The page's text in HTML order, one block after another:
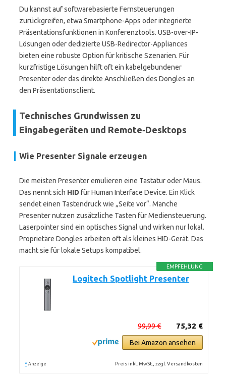
Du kannst auf softwarebasierte Fernsteuerungen
zurückgreifen, etwa Smartphone-Apps oder integrierte
Präsentationsfunktionen in Konferenztools. USB-over-IP-
Lösungen oder dedizierte USB-Redirector-Appliances
bieten eine robuste Option für kritische Szenarien. Für
kurzfristige Lösungen hilft oft ein kabelgebundener
Presenter oder das direkte Anschließen des Dongles an
den Präsentationsclient.
Technisches Grundwissen zu
Eingabegeräten und Remote‑Desktops
Wie Presenter Signale erzeugen
Die meisten Presenter emulieren eine Tastatur oder Maus.
Das nennt sich HID für Human Interface Device. Ein Klick
sendet einen Tastendruck wie „Seite vor“. Manche
Presenter nutzen zusätzliche Tasten für Mediensteuerung.
Laserpointer sind ein optisches Signal und wirken nur lokal.
Proprietäre Dongles arbeiten oft als kleines HID-Gerät. Das
macht sie für lokale Setups kompatibel.
EMPFEHLUNG
Logitech Spotlight Presenter
75,32 €
99,99 €
Bei Amazon ansehen
* Anzeige Preis inkl. MwSt., zzgl. Versandkosten